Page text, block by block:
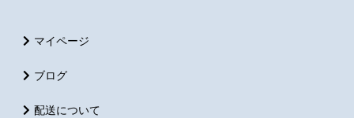
マイページ
ブログ
配送について